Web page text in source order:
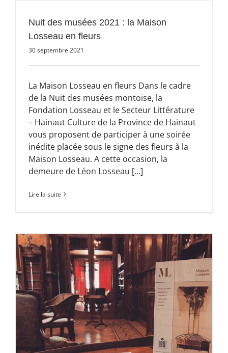
Nuit des musées 2021 : la Maison
Losseau en fleurs
30 septembre 2021
La Maison Losseau en fleurs Dans le cadre
de la Nuit des musées montoise, la
Fondation Losseau et le Secteur Littérature
– Hainaut Culture de la Province de Hainaut
vous proposent de participer à une soirée
inédite placée sous le signe des fleurs à la
Maison Losseau. A cette occasion, la
demeure de Léon Losseau [...]
Lire la suite